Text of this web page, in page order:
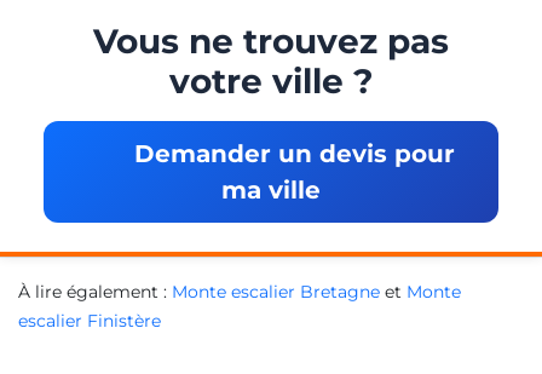
Vous ne trouvez pas
votre ville ?
Demander un devis pour
ma ville
À lire également : Monte escalier Bretagne et Monte
escalier Finistère